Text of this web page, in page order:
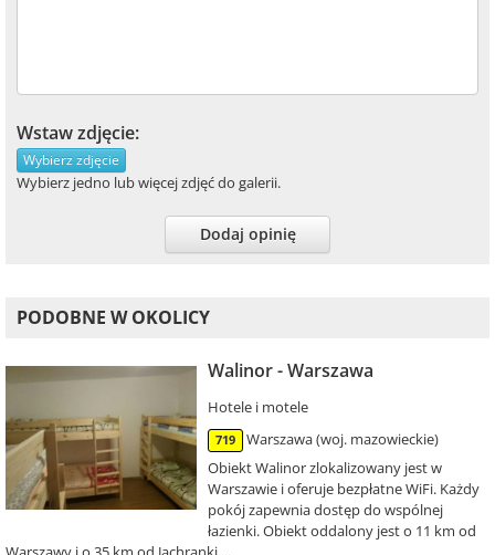
Wstaw zdjęcie:
Wybierz zdjęcie
Wybierz jedno lub więcej zdjęć do galerii.
Dodaj opinię
PODOBNE W OKOLICY
Walinor - Warszawa
Hotele i motele
719
Warszawa (woj. mazowieckie)
Obiekt Walinor zlokalizowany jest w
Warszawie i oferuje bezpłatne WiFi. Każdy
pokój zapewnia dostęp do wspólnej
łazienki. Obiekt oddalony jest o 11 km od